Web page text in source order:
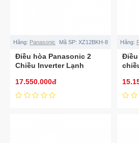
Hãng: Panasonic Mã SP: XZ12BKH-8
Điều hòa Panasonic 2
Chiều Inverter Lạnh
12.600BTU/1.5HP CS-
XZ12BKH-8
17.550.000đ
Hãng:
Điều